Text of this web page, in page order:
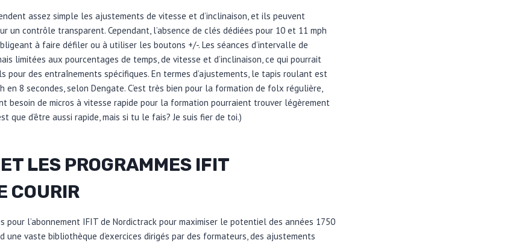
assez simple les ajustements de vitesse et d’inclinaison, et ils peuvent
un contrôle transparent. Cependant, l’absence de clés dédiées pour 10 et 11 mph
à faire défiler ou à utiliser les boutons +/-. Les séances d’intervalle de
limitées aux pourcentages de temps, de vitesse et d’inclinaison, ce qui pourrait
pour des entraînements spécifiques. En termes d’ajustements, le tapis roulant est
en 8 secondes, selon Dengate. C’est très bien pour la formation de folx régulière,
besoin de micros à vitesse rapide pour la formation pourraient trouver légèrement
que d’être aussi rapide, mais si tu le fais? Je suis fier de toi.)
LES PROGRAMMES IFIT
COURIR
pour l’abonnement IFIT de Nordictrack pour maximiser le potentiel des années 1750
une vaste bibliothèque d’exercices dirigés par des formateurs, des ajustements